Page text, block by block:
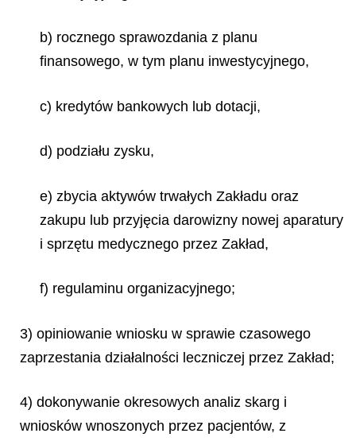
b) rocznego sprawozdania z planu
finansowego, w tym planu inwestycyjnego,
c) kredytów bankowych lub dotacji,
d) podziału zysku,
e) zbycia aktywów trwałych Zakładu oraz
zakupu lub przyjęcia darowizny nowej aparatury
i sprzętu medycznego przez Zakład,
f) regulaminu organizacyjnego;
3) opiniowanie wniosku w sprawie czasowego
zaprzestania działalności leczniczej przez Zakład;
4) dokonywanie okresowych analiz skarg i
wniosków wnoszonych przez pacjentów, z